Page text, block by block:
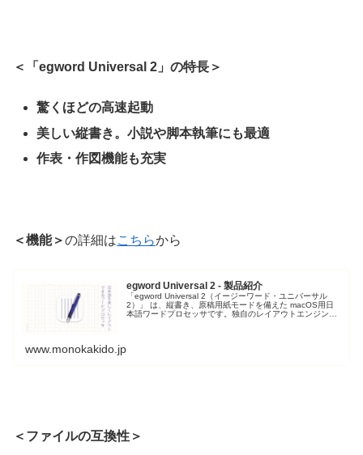
＜「egword Universal 2」の特長＞
驚くほどの高速起動
美しい縦書き。小説や脚本執筆にも最適
作表・作図機能も充実
＜機能＞の詳細はこちらから
egword Universal 2 - 製品紹介
「egword Universal 2（イージーワード・ユニバーサル
2）」 は、縦書き、原稿用紙モードを備えた macOS用日
本語ワードプロセッサです。独自のレイアウトエンジンを
www.monokakido.jp
＜ファイルの互換性＞